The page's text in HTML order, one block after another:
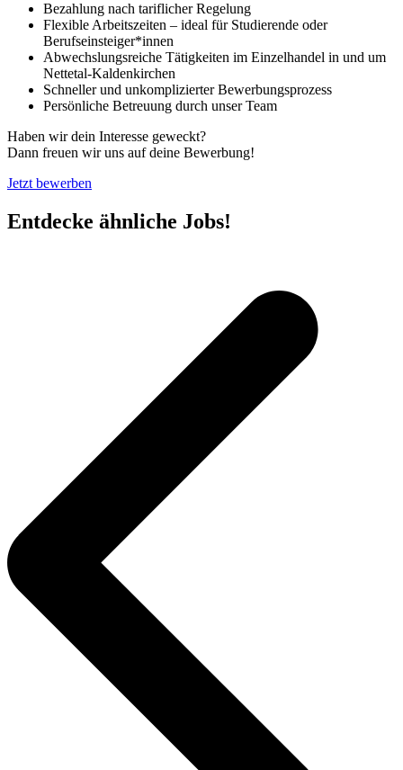
Bezahlung nach tariflicher Regelung
Flexible Arbeitszeiten – ideal für Studierende oder
Berufseinsteiger*innen
Abwechslungsreiche Tätigkeiten im Einzelhandel in und um
Nettetal-Kaldenkirchen
Schneller und unkomplizierter Bewerbungsprozess
Persönliche Betreuung durch unser Team
Haben wir dein Interesse geweckt?
Dann freuen wir uns auf deine Bewerbung!
Jetzt bewerben
Entdecke ähnliche Jobs!